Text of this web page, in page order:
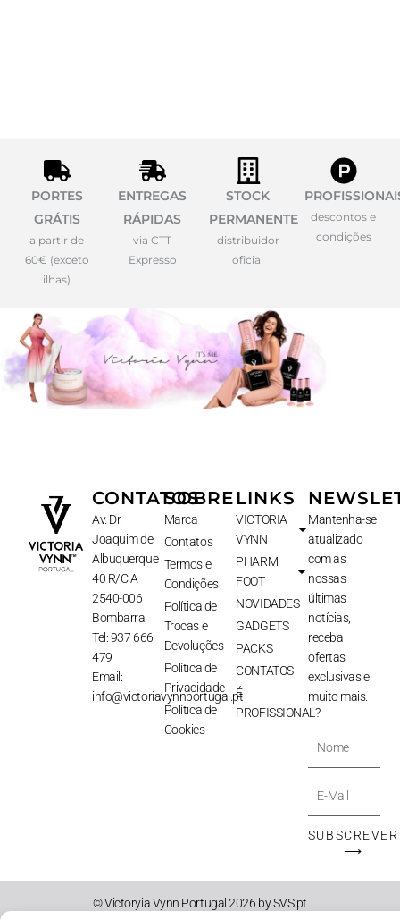
PORTES
GRÁTIS
a partir de
60€ (exceto
ilhas)
ENTREGAS
RÁPIDAS
via CTT
Expresso
STOCK
PERMANENTE
distribuidor
oficial
descontos e
condições
CONTATOS
Av. Dr.
Joaquim de
Albuquerque
40 R/C A
2540-006
Bombarral
Tel: 937 666
479
Email:
info@victoriavynnportugal.pt
SOBRE
Marca
Contatos
Termos e
Condições
Política de
Trocas e
Devoluções
Política de
Privacidade
Política de
Cookies
LINKS
VICTORIA
VYNN
PHARM
FOOT
NOVIDADES
GADGETS
PACKS
CONTATOS
É
PROFISSIONAL?
Mantenha-se
atualizado
com as
nossas
últimas
notícias,
receba
ofertas
exclusivas e
muito mais.
Nome
E-
Mail
SUBSCREVER
⟶
© Victoryia Vynn Portugal 2026 by SVS.pt